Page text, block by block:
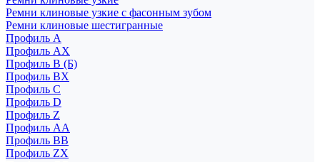
Ремни клиновые узкие с фасонным зубом
Ремни клиновые шестигранные
Профиль A
Профиль AX
Профиль B (Б)
Профиль BX
Профиль C
Профиль D
Профиль Z
Профиль АА
Профиль BB
Профиль ZX